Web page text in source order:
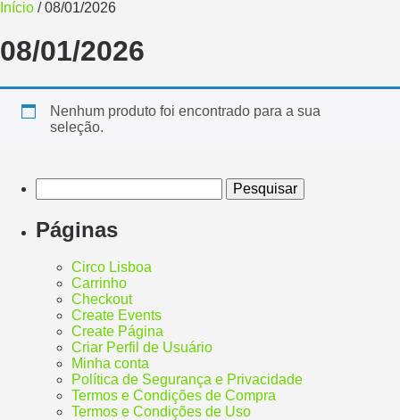
Início / 08/01/2026
08/01/2026
Nenhum produto foi encontrado para a sua
seleção.
Páginas
Circo Lisboa
Carrinho
Checkout
Create Events
Create Página
Criar Perfil de Usuário
Minha conta
Política de Segurança e Privacidade
Termos e Condições de Compra
Termos e Condições de Uso